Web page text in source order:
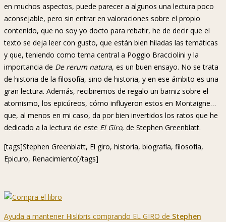
en muchos aspectos, puede parecer a algunos una lectura poco
aconsejable, pero sin entrar en valoraciones sobre el propio
contenido, que no soy yo docto para rebatir, he de decir que el
texto se deja leer con gusto, que están bien hiladas las temáticas
y que, teniendo como tema central a Poggio Bracciolini y la
importancia de De rerum natura, es un buen ensayo. No se trata
de historia de la filosofía, sino de historia, y en ese ámbito es una
gran lectura. Además, recibiremos de regalo un barniz sobre el
atomismo, los epicúreos, cómo influyeron estos en Montaigne…
que, al menos en mi caso, da por bien invertidos los ratos que he
dedicado a la lectura de este El Giro, de Stephen Greenblatt.
[tags]Stephen Greenblatt, El giro, historia, biografía, filosofía,
Epicuro, Renacimiento[/tags]
Ayuda a mantener Hislibris comprando EL GIRO de Stephen